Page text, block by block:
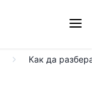
Как да